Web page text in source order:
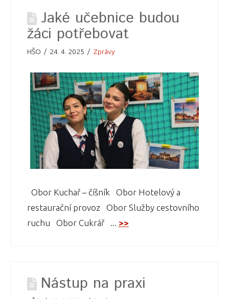
Jaké učebnice budou
žáci potřebovat
HŠO 24. 4. 2025 Zprávy
Obor Kuchař – číšník Obor Hotelový a
restaurační provoz Obor Služby cestovního
ruchu Obor Cukrář ... >>
Nástup na praxi